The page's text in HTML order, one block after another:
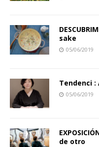
sake
05/06/2019
Tendenci :
05/06/2019
de otro